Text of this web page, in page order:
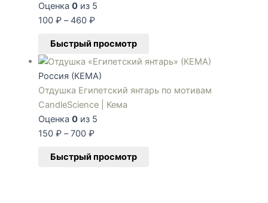
Оценка 0из 5
100 ₽ – 460 ₽
Быстрый просмотр
Россия (КЕМА)
Отдушка Египетский янтарь по мотивам
CandleScience | Кема
Оценка 0из 5
150 ₽ – 700 ₽
Быстрый просмотр